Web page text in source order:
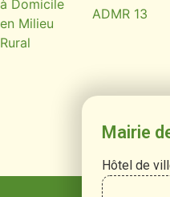
ADMR 13
Mairie
Hôtel de